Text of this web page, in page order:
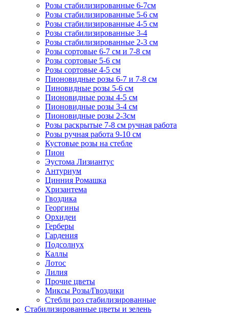
Розы стабилизированные 6-7см
Розы стабилизированные 5-6 см
Розы стабилизированные 4-5 см
Розы стабилизированные 3-4
Розы стабилизированные 2-3 см
Розы сортовые 6-7 см и 7-8 см
Розы сортовые 5-6 см
Розы сортовые 4-5 см
Пионовидные розы 6-7 и 7-8 см
Пиновидные розы 5-6 см
Пионовидные розы 4-5 см
Пионовидные розы 3-4 см
Пионовидные розы 2-3см
Розы раскрытые 7-8 см ручная работа
Розы ручная работа 9-10 см
Кустовые розы на стебле
Пион
Эустома Лизиантус
Антуриум
Цинния Ромашка
Хризантема
Гвоздика
Георгины
Орхидеи
Герберы
Гардения
Подсолнух
Каллы
Лотос
Лилия
Прочие цветы
Миксы Розы/Гвоздики
Стебли роз стабилизированные
Стабилизированные цветы и зелень